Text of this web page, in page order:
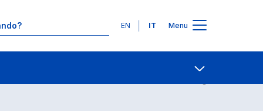
Lingue
EN IT Menu
Ricerca insegnamenti in ordine alfabetico Contatti